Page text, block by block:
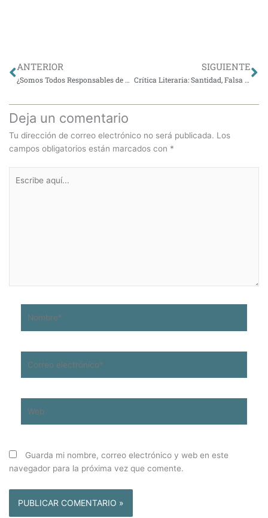
Ant
ANTERIOR
¿Somos Todos Responsables de Todos?
SIGUIENTE
Crítica Literaria: Santidad, Falsa Santidad y Posesiones Demoníacas en Perú y Chile, Siglos XVI y XVII
Deja un comentario
Tu dirección de correo electrónico no será publicada. Los
campos obligatorios están marcados con *
aquí...
electrónico*
Guarda mi nombre, correo electrónico y web en este
navegador para la próxima vez que comente.